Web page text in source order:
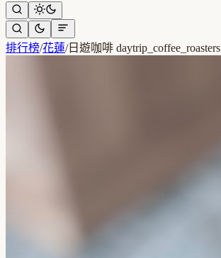
排行榜/花蓮/日遊咖啡 daytrip_coffee_roasters